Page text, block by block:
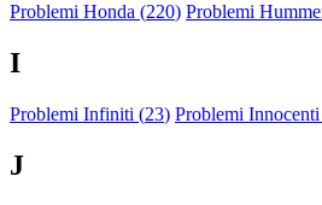
Problemi Honda (220) Problemi
I
Problemi Infiniti (23) Problemi
J